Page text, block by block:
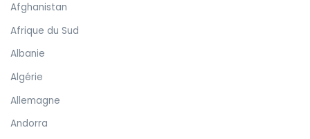
Afghanistan
Afrique du Sud
Albanie
Algérie
Allemagne
Andorra